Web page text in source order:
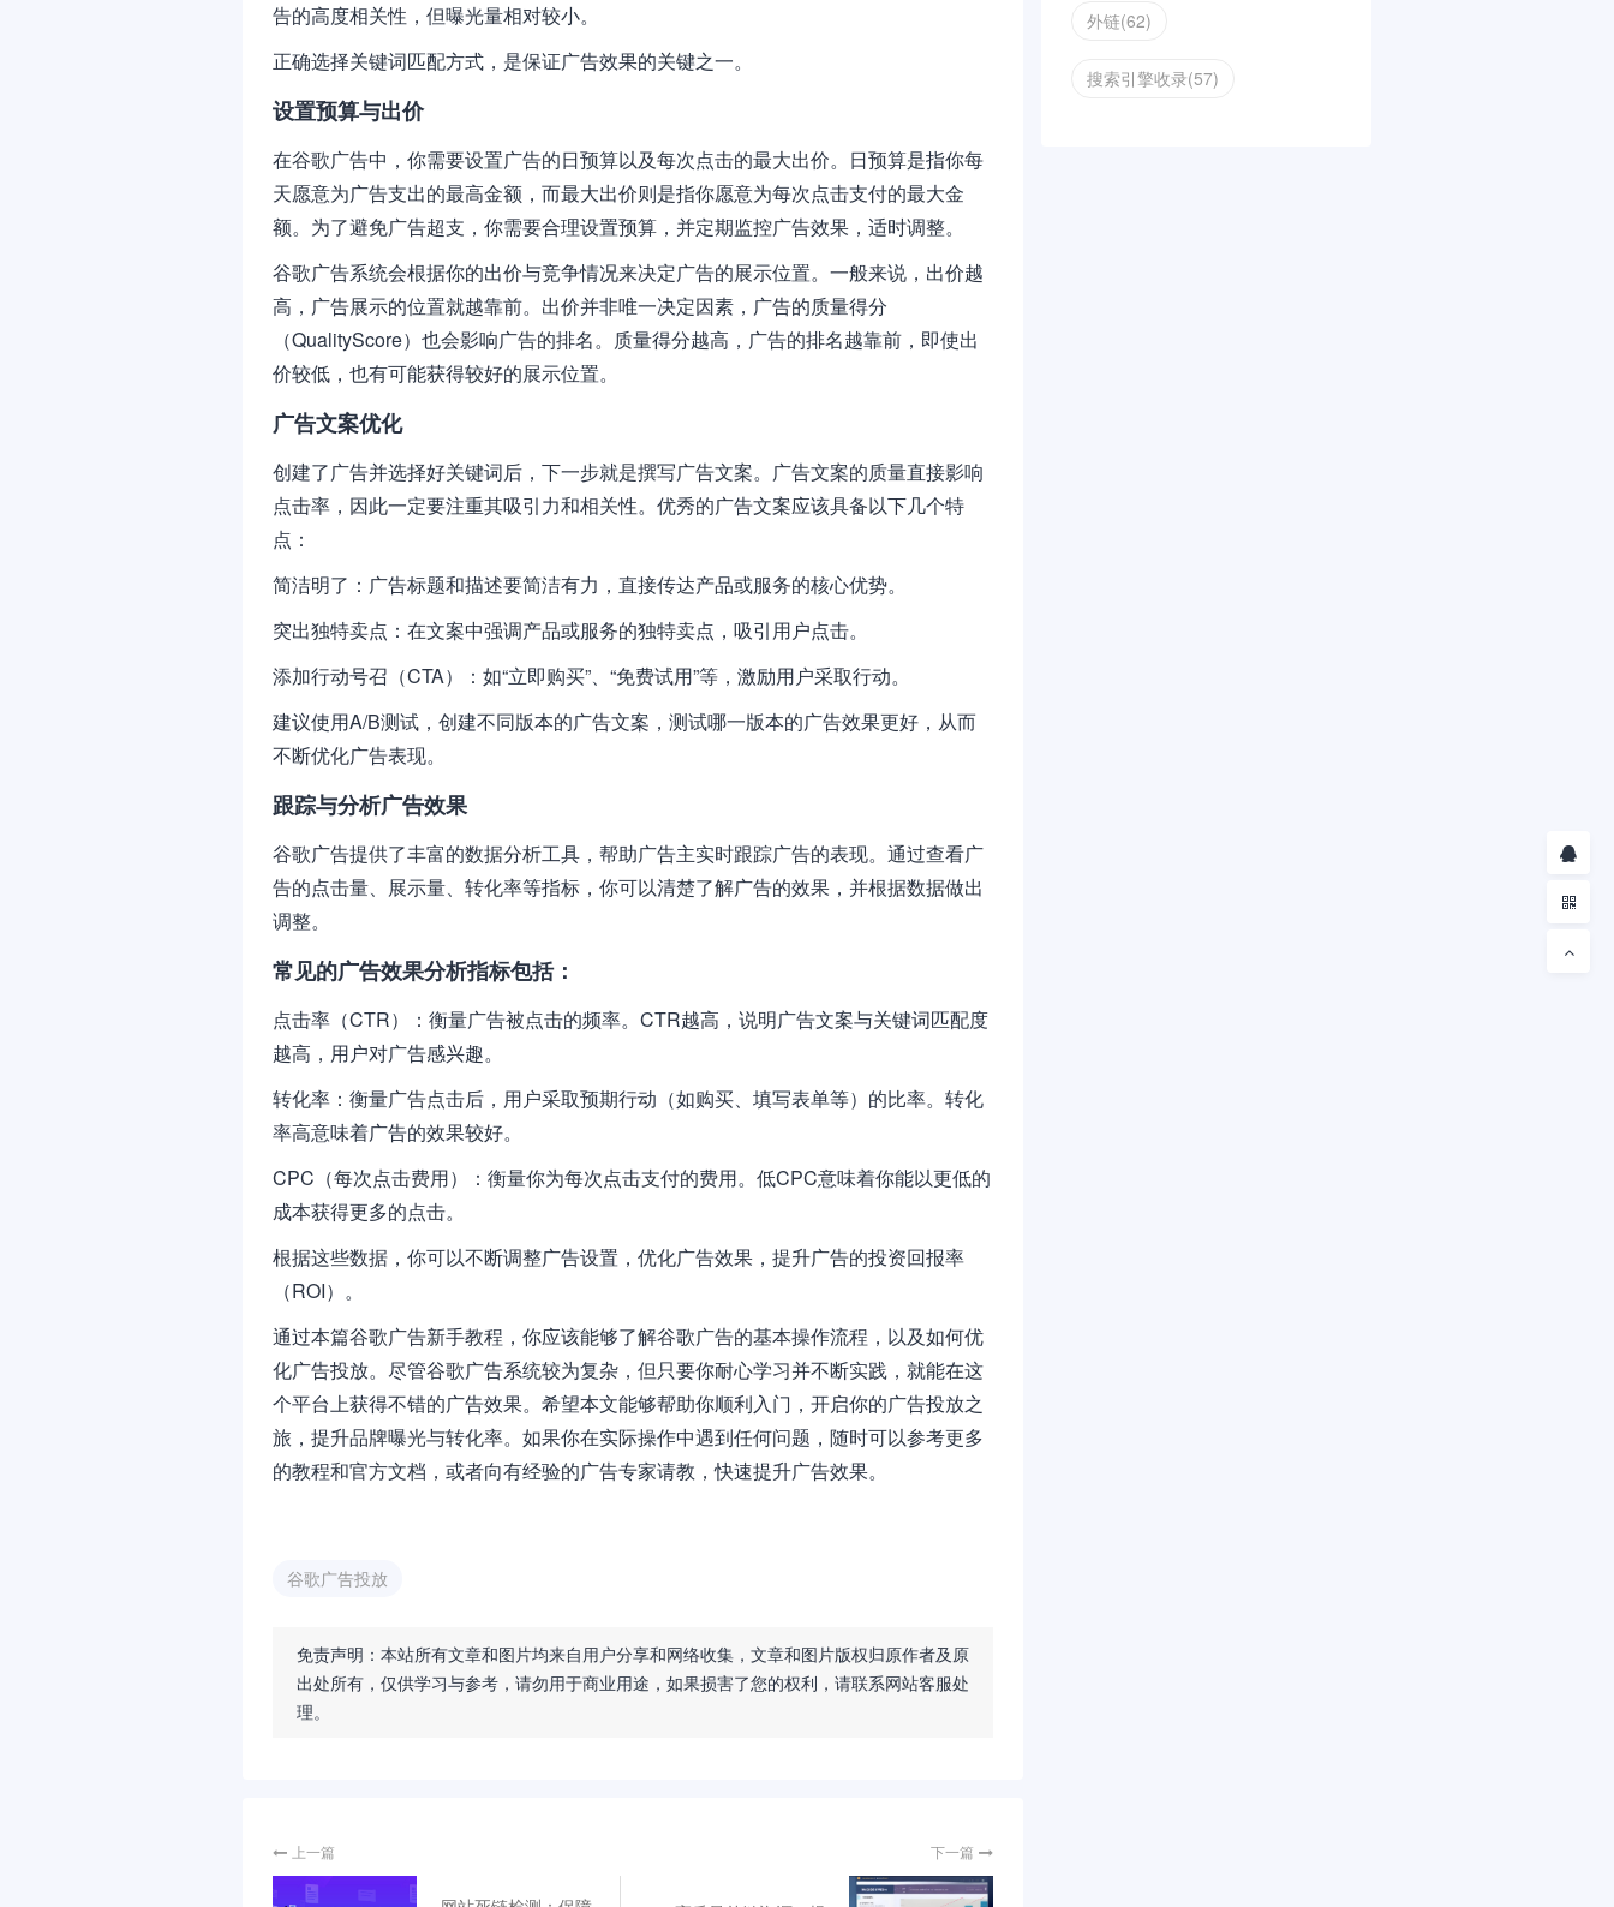
告的高度相关性，但曝光量相对较小。
正确选择关键词匹配方式，是保证广告效果的关键之一。
设置预算与出价
在谷歌广告中，你需要设置广告的日预算以及每次点击的最大出价。日预算是指你每
天愿意为广告支出的最高金额，而最大出价则是指你愿意为每次点击支付的最大金
额。为了避免广告超支，你需要合理设置预算，并定期监控广告效果，适时调整。
谷歌广告系统会根据你的出价与竞争情况来决定广告的展示位置。一般来说，出价越
高，广告展示的位置就越靠前。出价并非唯一决定因素，广告的质量得分
（QualityScore）也会影响广告的排名。质量得分越高，广告的排名越靠前，即使出
价较低，也有可能获得较好的展示位置。
广告文案优化
创建了广告并选择好关键词后，下一步就是撰写广告文案。广告文案的质量直接影响
点击率，因此一定要注重其吸引力和相关性。优秀的广告文案应该具备以下几个特
点：
简洁明了：广告标题和描述要简洁有力，直接传达产品或服务的核心优势。
突出独特卖点：在文案中强调产品或服务的独特卖点，吸引用户点击。
添加行动号召（CTA）：如“立即购买”、“免费试用”等，激励用户采取行动。
建议使用A/B测试，创建不同版本的广告文案，测试哪一版本的广告效果更好，从而
不断优化广告表现。
跟踪与分析广告效果
谷歌广告提供了丰富的数据分析工具，帮助广告主实时跟踪广告的表现。通过查看广
告的点击量、展示量、转化率等指标，你可以清楚了解广告的效果，并根据数据做出
调整。
常见的广告效果分析指标包括：
点击率（CTR）：衡量广告被点击的频率。CTR越高，说明广告文案与关键词匹配度
越高，用户对广告感兴趣。
转化率：衡量广告点击后，用户采取预期行动（如购买、填写表单等）的比率。转化
率高意味着广告的效果较好。
CPC（每次点击费用）：衡量你为每次点击支付的费用。低CPC意味着你能以更低的
成本获得更多的点击。
根据这些数据，你可以不断调整广告设置，优化广告效果，提升广告的投资回报率
（ROI）。
通过本篇谷歌广告新手教程，你应该能够了解谷歌广告的基本操作流程，以及如何优
化广告投放。尽管谷歌广告系统较为复杂，但只要你耐心学习并不断实践，就能在这
个平台上获得不错的广告效果。希望本文能够帮助你顺利入门，开启你的广告投放之
旅，提升品牌曝光与转化率。如果你在实际操作中遇到任何问题，随时可以参考更多
的教程和官方文档，或者向有经验的广告专家请教，快速提升广告效果。
谷歌广告投放
免责声明：本站所有文章和图片均来自用户分享和网络收集，文章和图片版权归原作者及原
出处所有，仅供学习与参考，请勿用于商业用途，如果损害了您的权利，请联系网站客服处
理。
上一篇 下一篇
外链(62)
搜索引擎收录(57)